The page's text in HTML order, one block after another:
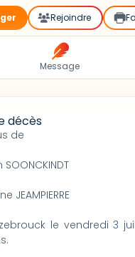
Rejoindre
Message
décès
de
JEAMPIERRE
le vendredi 3